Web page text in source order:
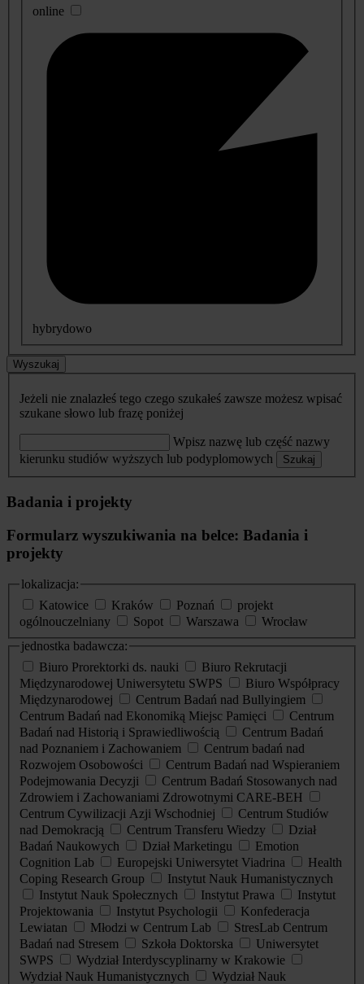
online
hybrydowo
Wyszukaj
Jeżeli nie znalazłeś tego czego szukałeś zawsze możesz wpisać
szukane słowo lub frazę poniżej
Wpisz nazwę lub część nazwy
kierunku studiów wyższych lub podyplomowych
Szukaj
Badania i projekty
Formularz wyszukiwania na belce: Badania i
projekty
lokalizacja:
Katowice
Kraków Poznań
projekt
ogólnouczelniany
Sopot Warszawa
Wrocław
jednostka badawcza:
Biuro Prorektorki ds. nauki
Biuro Rekrutacji
Międzynarodowej Uniwersytetu SWPS
Biuro Współpracy
Międzynarodowej
Centrum Badań nad Bullyingiem
Centrum Badań nad Ekonomiką Miejsc Pamięci
Centrum
Badań nad Historią i Sprawiedliwością
Centrum Badań
nad Poznaniem i Zachowaniem
Centrum badań nad
Rozwojem Osobowości
Centrum Badań nad Wspieraniem
Podejmowania Decyzji
Centrum Badań Stosowanych nad
Zdrowiem i Zachowaniami Zdrowotnymi CARE-BEH
Centrum Cywilizacji Azji Wschodniej
Centrum Studiów
nad Demokracją
Centrum Transferu Wiedzy
Dział
Badań Naukowych
Dział Marketingu
Emotion
Cognition Lab
Europejski Uniwersytet Viadrina
Health
Coping Research Group
Instytut Nauk Humanistycznych
Instytut Nauk Społecznych
Instytut Prawa
Instytut
Projektowania
Instytut Psychologii
Konfederacja
Lewiatan
Młodzi w Centrum Lab
StresLab Centrum
Badań nad Stresem
Szkoła Doktorska
Uniwersytet
SWPS
Wydział Interdyscyplinarny w Krakowie
Wydział Nauk Humanistycznych
Wydział Nauk